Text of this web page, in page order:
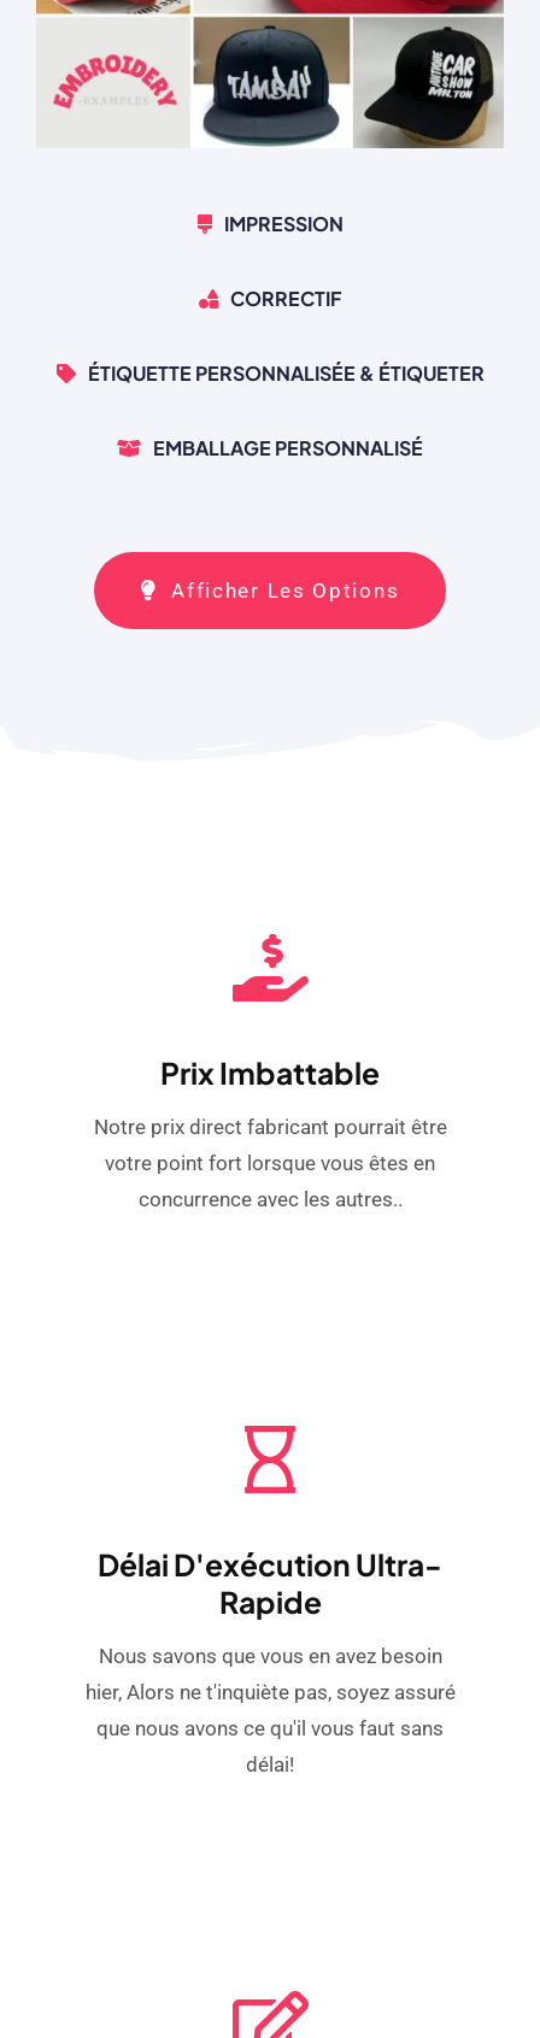
IMPRESSION
CORRECTIF
ÉTIQUETTE PERSONNALISÉE & ÉTIQUETER
EMBALLAGE PERSONNALISÉ
Afficher Les Options
Prix ​​imbattable
Notre prix direct fabricant pourrait être
votre point fort lorsque vous êtes en
concurrence avec les autres..
Délai D'exécution Ultra-
Rapide
Nous savons que vous en avez besoin
hier, Alors ne t'inquiète pas, soyez assuré
que nous avons ce qu'il vous faut sans
délai!